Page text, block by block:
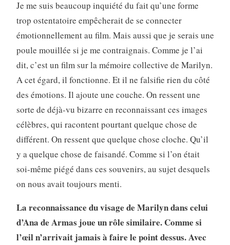
Je me suis beaucoup inquiété du fait qu’une forme
trop ostentatoire empêcherait de se connecter
émotionnellement au film. Mais aussi que je serais une
poule mouillée si je me contraignais. Comme je l’ai
dit, c’est un film sur la mémoire collective de Marilyn.
A cet égard, il fonctionne. Et il ne falsifie rien du côté
des émotions. Il ajoute une couche. On ressent une
sorte de déjà-vu bizarre en reconnaissant ces images
célèbres, qui racontent pourtant quelque chose de
différent. On ressent que quelque chose cloche. Qu’il
y a quelque chose de faisandé. Comme si l’on était
soi-même piégé dans ces souvenirs, au sujet desquels
on nous avait toujours menti.
La reconnaissance du visage de Marilyn dans celui
d’Ana de Armas joue un rôle similaire. Comme si
l’œil n’arrivait jamais à faire le point dessus. Avec